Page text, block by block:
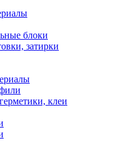
блоки
затирки
клеи